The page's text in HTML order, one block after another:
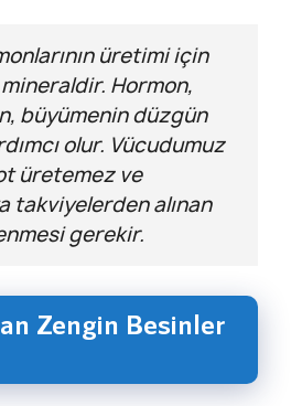
üretimi için
Hormon,
büyümenin düzgün
olur. Vücudumuz
üretemez ve
takviyelerden alınan
gerekir.
Zengin Besinler